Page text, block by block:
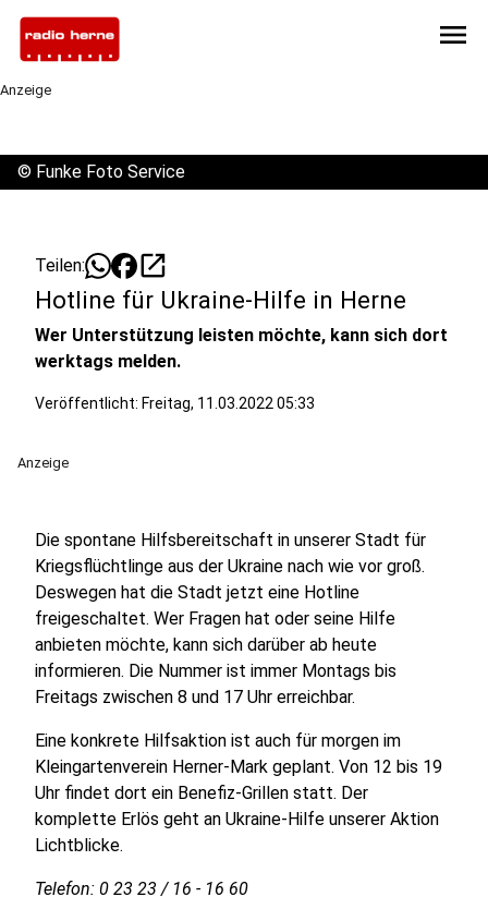
menu
Anzeige
© Funke Foto Service
Teilen: open_in_new
Hotline für Ukraine-Hilfe in Herne
Wer Unterstützung leisten möchte, kann sich dort
werktags melden.
Veröffentlicht: Freitag, 11.03.2022 05:33
Anzeige
Die spontane Hilfsbereitschaft in unserer Stadt für
Kriegsflüchtlinge aus der Ukraine nach wie vor groß.
Deswegen hat die Stadt jetzt eine Hotline
freigeschaltet. Wer Fragen hat oder seine Hilfe
anbieten möchte, kann sich darüber ab heute
informieren. Die Nummer ist immer Montags bis
Freitags zwischen 8 und 17 Uhr erreichbar.
Eine konkrete Hilfsaktion ist auch für morgen im
Kleingartenverein Herner-Mark geplant. Von 12 bis 19
Uhr findet dort ein Benefiz-Grillen statt. Der
komplette Erlös geht an Ukraine-Hilfe unserer Aktion
Lichtblicke.
Telefon: 0 23 23 / 16 - 16 60